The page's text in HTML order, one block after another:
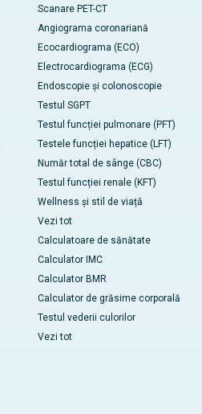
Scanare PET-CT
Angiograma coronariană
Ecocardiograma (ECO)
Electrocardiograma (ECG)
Endoscopie și colonoscopie
Testul SGPT
Testul funcției pulmonare (PFT)
Testele funcției hepatice (LFT)
Număr total de sânge (CBC)
Testul funcției renale (KFT)
Wellness și stil de viață
Vezi tot
Calculatoare de sănătate
Calculator IMC
Calculator BMR
Calculator de grăsime corporală
Testul vederii culorilor
Vezi tot